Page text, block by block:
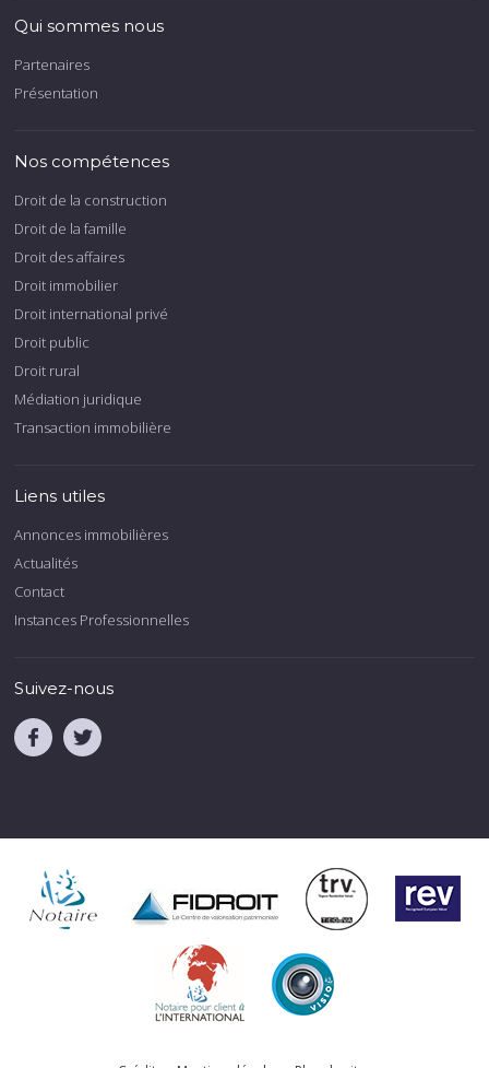
Qui sommes nous
Partenaires
Présentation
Nos compétences
Droit de la construction
Droit de la famille
Droit des affaires
Droit immobilier
Droit international privé
Droit public
Droit rural
Médiation juridique
Transaction immobilière
Liens utiles
Annonces immobilières
Actualités
Contact
Instances Professionnelles
Suivez-nous
. .